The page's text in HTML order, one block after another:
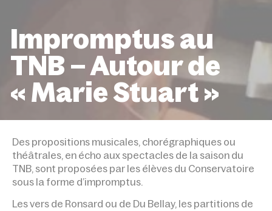
Impromptus au
TNB – Autour de
« Marie Stuart »
DE « MARIE STUART »
Des propositions musicales, chorégraphiques ou
théâtrales, en écho aux spectacles de la saison du
TNB, sont proposées par les élèves du Conservatoire
sous la forme d’impromptus.
Les vers de Ronsard ou de Du Bellay, les partitions de